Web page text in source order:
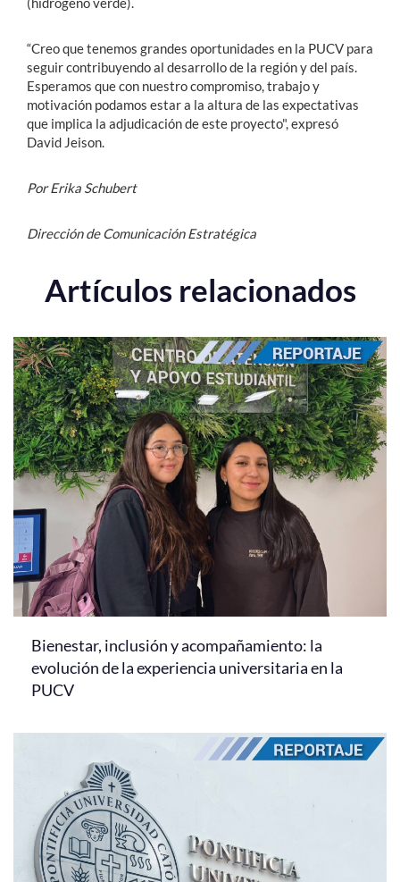
“Creo que tenemos grandes oportunidades en la PUCV para
seguir contribuyendo al desarrollo de la región y del país.
Esperamos que con nuestro compromiso, trabajo y
motivación podamos estar a la altura de las expectativas
que implica la adjudicación de este proyecto", expresó
David Jeison.
Por Erika Schubert
Dirección de Comunicación Estratégica
Artículos relacionados
Bienestar, inclusión y acompañamiento: la
evolución de la experiencia universitaria en la
PUCV